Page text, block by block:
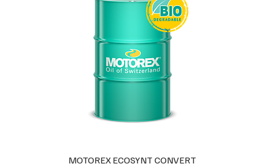
MOTOREX ECOSYNT CONVERT